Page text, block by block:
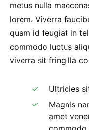
metus nulla
lorem. Viverra
quam id feugiat in
commodo luctus
viverra sit fringilla
Ultricies
Magnis
amet
commodo